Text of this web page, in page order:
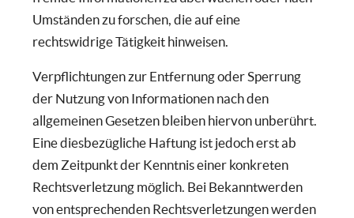
Umständen zu forschen, die auf eine
rechtswidrige Tätigkeit hinweisen.
Verpflichtungen zur Entfernung oder Sperrung
der Nutzung von Informationen nach den
allgemeinen Gesetzen bleiben hiervon unberührt.
Eine diesbezügliche Haftung ist jedoch erst ab
dem Zeitpunkt der Kenntnis einer konkreten
Rechtsverletzung möglich. Bei Bekanntwerden
von entsprechenden Rechtsverletzungen werden